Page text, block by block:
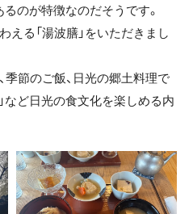
のが特徴なのだそうです。
える「湯波膳」をいただきまし
季節のご飯、日光の郷土料理で
など日光の食文化を楽しめる内